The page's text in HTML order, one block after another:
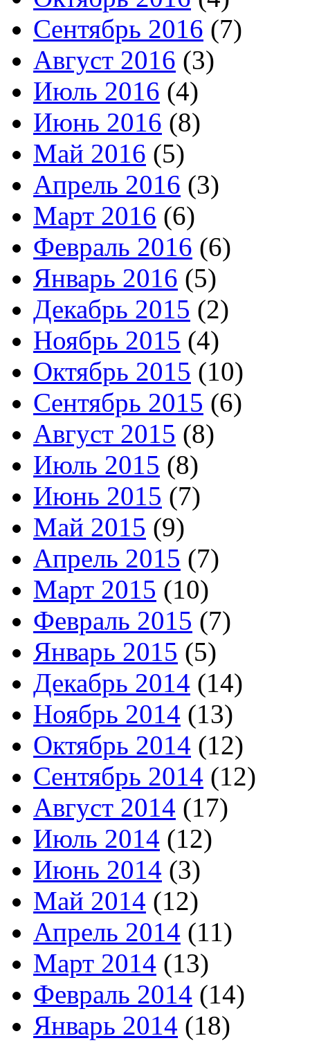
Сентябрь 2016 (7)
Август 2016 (3)
Июль 2016 (4)
Июнь 2016 (8)
Май 2016 (5)
Апрель 2016 (3)
Март 2016 (6)
Февраль 2016 (6)
Январь 2016 (5)
Декабрь 2015 (2)
Ноябрь 2015 (4)
Октябрь 2015 (10)
Сентябрь 2015 (6)
Август 2015 (8)
Июль 2015 (8)
Июнь 2015 (7)
Май 2015 (9)
Апрель 2015 (7)
Март 2015 (10)
Февраль 2015 (7)
Январь 2015 (5)
Декабрь 2014 (14)
Ноябрь 2014 (13)
Октябрь 2014 (12)
Сентябрь 2014 (12)
Август 2014 (17)
Июль 2014 (12)
Июнь 2014 (3)
Май 2014 (12)
Апрель 2014 (11)
Март 2014 (13)
Февраль 2014 (14)
Январь 2014 (18)